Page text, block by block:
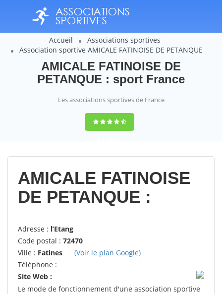
Accueil
Associations sportives
Association sportive AMICALE FATINOISE DE PETANQUE
AMICALE FATINOISE DE
PETANQUE : sport France
Les associations sportives de France
9,4(100%)
14358votes
AMICALE FATINOISE
DE PETANQUE :
Adresse : l’Etang
Code postal : 72470
Ville : Fatines
(Voir le plan Google)
Téléphone :
Site Web :
Le mode de fonctionnement d'une association sportive